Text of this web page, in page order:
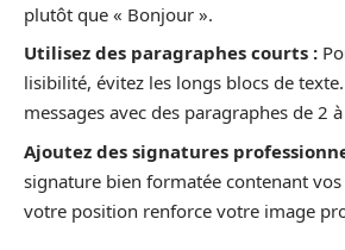
plutôt que « Bonjour ».
Utilisez des paragraphes courts :
lisibilité, évitez les longs blocs de
messages avec des paragraphes de 2
Ajoutez des signatures
signature bien formatée contenant
votre position renforce votre image